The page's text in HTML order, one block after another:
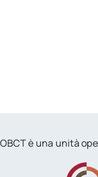
OBCT è una unità